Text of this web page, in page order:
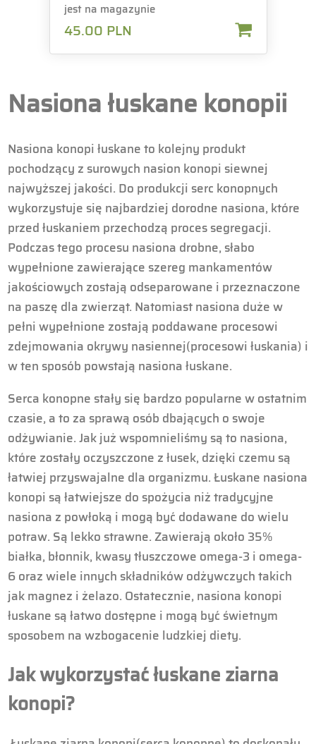
jest na magazynie
45.00 PLN
Nasiona łuskane konopii
Nasiona konopi łuskane to kolejny produkt
pochodzący z surowych nasion konopi siewnej
najwyższej jakości. Do produkcji serc konopnych
wykorzystuje się najbardziej dorodne nasiona, które
przed łuskaniem przechodzą proces segregacji.
Podczas tego procesu nasiona drobne, słabo
wypełnione zawierające szereg mankamentów
jakościowych zostają odseparowane i przeznaczone
na paszę dla zwierząt. Natomiast nasiona duże w
pełni wypełnione zostają poddawane procesowi
zdejmowania okrywy nasiennej(procesowi łuskania) i
w ten sposób powstają nasiona łuskane.
Serca konopne stały się bardzo popularne w ostatnim
czasie, a to za sprawą osób dbających o swoje
odżywianie. Jak już wspomnieliśmy są to nasiona,
które zostały oczyszczone z łusek, dzięki czemu są
łatwiej przyswajalne dla organizmu. Łuskane nasiona
konopi są łatwiejsze do spożycia niż tradycyjne
nasiona z powłoką i mogą być dodawane do wielu
potraw. Są lekko strawne. Zawierają około 35%
białka, błonnik, kwasy tłuszczowe omega-3 i omega-
6 oraz wiele innych składników odżywczych takich
jak magnez i żelazo. Ostatecznie, nasiona konopi
łuskane są łatwo dostępne i mogą być świetnym
sposobem na wzbogacenie ludzkiej diety.
Jak wykorzystać łuskane ziarna
konopi?